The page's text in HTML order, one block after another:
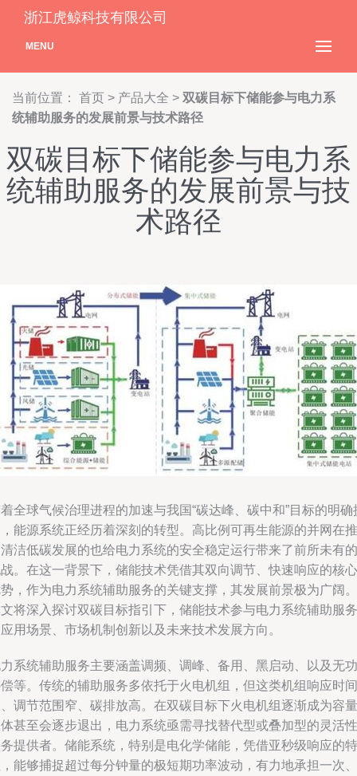
浙江虎鲸科技有限公司
MENU
当前位置： 首页 > 产品大全 > 双碳目标下储能参与电力系
统辅助服务的发展前景与技术路径
双碳目标下储能参与电力系
统辅助服务的发展前景与技
术路径
全球气候治理进程的加速与我国“碳达峰、碳中和”目标的明确
能源系统正经历着深刻的转型。高比例可再生能源的并网在推
洁低碳发展的也给电力系统的安全稳定运行带来了前所未有的
。在这一背景下，储能技术凭借其双向调节、快速响应的核心
，作为电力系统辅助服务的关键支撑，其发展前景极为广阔。
将深入探讨双碳目标指引下，储能技术参与电力系统辅助服务
用场景、市场机制创新以及未来技术发展方向。
系统辅助服务主要涵盖调频、调峰、备用、黑启动、以及无功
等。传统的辅助服务多依托于火电机组，但这类机组响应时间
调节范围窄、碳排放高。在双碳目标下火电机组逐渐成为容量
甚至会逐步退出，电力系统亟需寻找替代型或叠加型的灵活性
提供者。储能系统，特别是电化学储能，凭借亚秒级响应的特
能够捕捉超过每分钟量的极短期功率波动，有力地承担一次、